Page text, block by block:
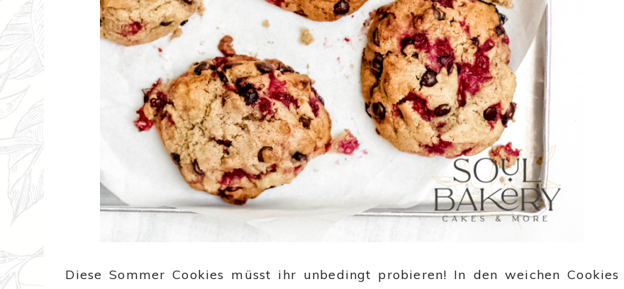
Diese Sommer Cookies müsst ihr unbedingt probieren! In den weichen Cookies